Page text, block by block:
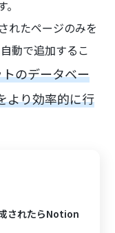
れたページのみを
動で追加するこ
のデータベー
より効率的に行
されたらNotion